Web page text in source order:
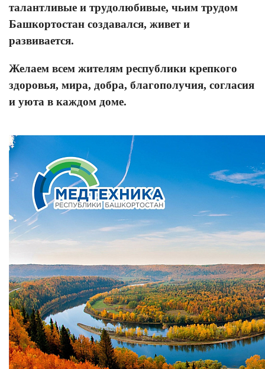
талантливые и трудолюбивые, чьим трудом
Башкортостан создавался, живет и
развивается.
Желаем всем жителям республики крепкого
здоровья, мира, добра, благополучия, согласия
и уюта в каждом доме.
Ваше имя
Номер телефона
Отправить